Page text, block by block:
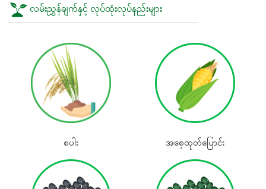
လမ်းညွှန်ချက်နှင့် လုပ်ထုံးလုပ်နည်းများ
စပါး အစေ့ထုတ်‌ပြောင်း